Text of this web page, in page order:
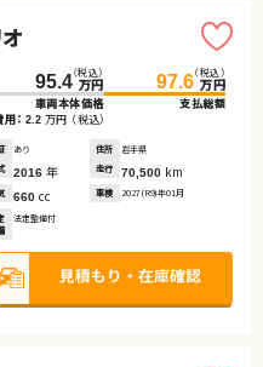
95.4（税込）
万円
車両本体価格
97.6（税込）
万円
支払総額
： 2.2 万円 （税込）
あり 住所
岩手県
2016 年 走行 70,500 km
660 cc 車検 2027(R9)年01月
法定整備付